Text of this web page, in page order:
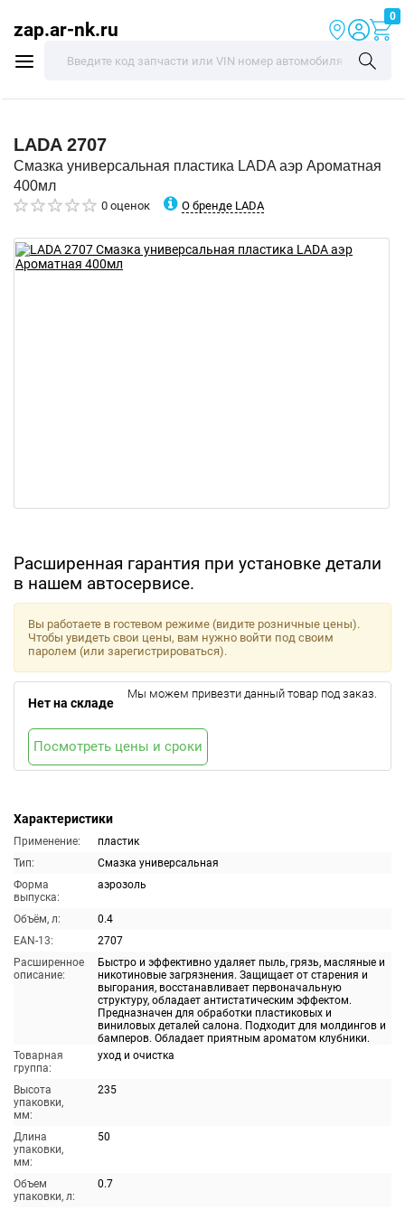
zap.ar-nk.ru
0
LADA 2707
Смазка универсальная пластика LADA аэр Ароматная
400мл
0 оценок О бренде LADA
Расширенная гарантия при установке детали
в нашем автосервисе.
Характеристики
Применение:
пластик
Тип:
Смазка универсальная
Форма
выпуска:
аэрозоль
Объём, л:
0.4
EAN-13:
2707
Расширенное
описание:
Быстро и эффективно удаляет пыль, грязь, масляные и
никотиновые загрязнения. Защищает от старения и
выгорания, восстанавливает первоначальную
структуру, обладает антистатическим эффектом.
Предназначен для обработки пластиковых и
виниловых деталей салона. Подходит для молдингов и
бамперов. Обладает приятным ароматом клубники.
Товарная
группа:
уход и очистка
Высота
упаковки,
мм:
235
Длина
упаковки,
мм:
50
Объем
упаковки, л:
0.7
Вы работаете в гостевом режиме (видите розничные цены).
Чтобы увидеть свои цены, вам нужно войти под своим
паролем (или зарегистрироваться).
Нет на складе
Мы можем привезти данный товар под заказ.
Посмотреть цены и сроки